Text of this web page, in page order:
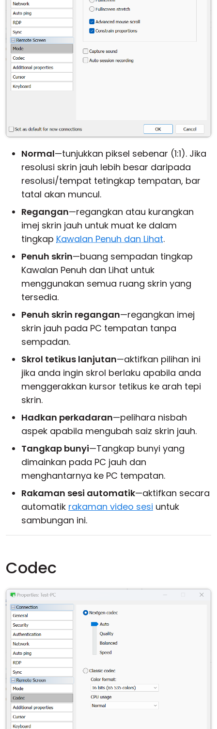
Normal—tunjukkan piksel sebenar (1:1). Jika
resolusi skrin jauh lebih besar daripada
resolusi/tempat tetingkap tempatan, bar
tatal akan muncul.
Regangan—regangkan atau kurangkan
imej skrin jauh untuk muat ke dalam
tingkap Kawalan Penuh dan Lihat.
Penuh skrin—buang sempadan tingkap
Kawalan Penuh dan Lihat untuk
menggunakan semua ruang skrin yang
tersedia.
Penuh skrin regangan—regangkan imej
skrin jauh pada PC tempatan tanpa
sempadan.
Skrol tetikus lanjutan—aktifkan pilihan ini
jika anda ingin skrol berlaku apabila anda
menggerakkan kursor tetikus ke arah tepi
skrin.
Hadkan perkadaran—pelihara nisbah
aspek apabila mengubah saiz skrin jauh.
Tangkap bunyi—Tangkap bunyi yang
dimainkan pada PC jauh dan
menghantarnya ke PC tempatan.
Rakaman sesi automatik—aktifkan secara
automatik rakaman video sesi untuk
sambungan ini.
Codec